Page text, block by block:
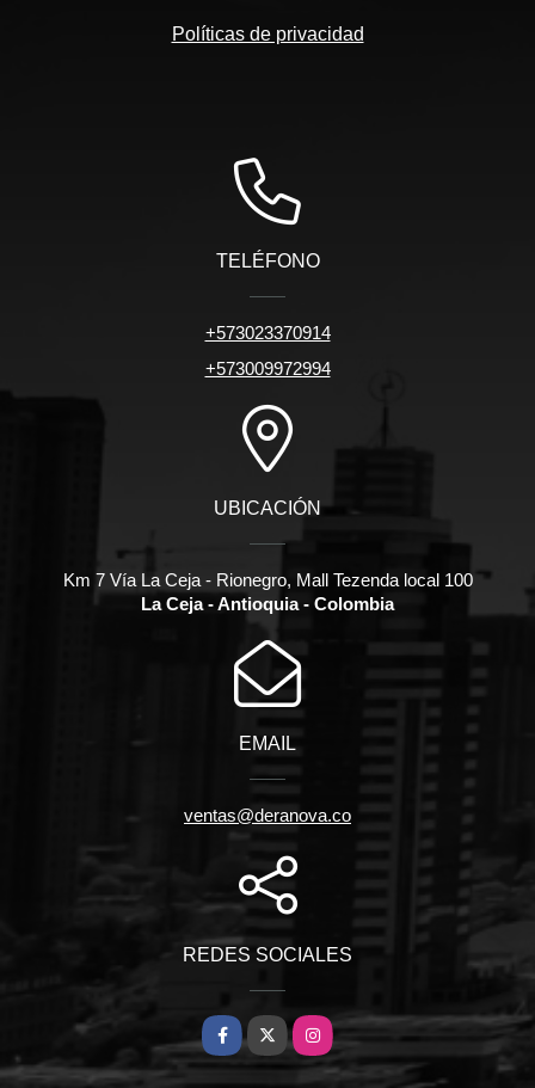
Políticas de privacidad
TELÉFONO
+573023370914
+573009972994
UBICACIÓN
Km 7 Vía La Ceja - Rionegro, Mall Tezenda local 100
La Ceja - Antioquia - Colombia
EMAIL
ventas@deranova.co
REDES SOCIALES
Facebook
X Instagram